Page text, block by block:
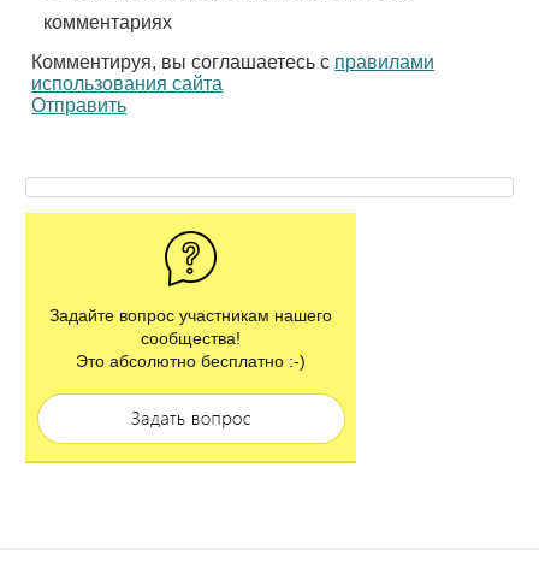
комментариях
Комментируя, вы соглашаетесь с правилами
использования сайта
Отправить
Задайте вопрос участникам нашего
сообщества!
Это абсолютно бесплатно :-)